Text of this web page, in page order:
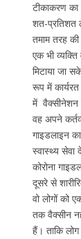
टीकाकरण
शत-प्रतिशत
तमाम तरह
एक भी
मिटाया जा
रूप में
में वैक्सीनेशन
वह अपने
गाइडलाइन
स्वास्थ्य
कोरोना
दूसरे से
वो लोगों को
तक वैक्सीन
हैं। ताकि